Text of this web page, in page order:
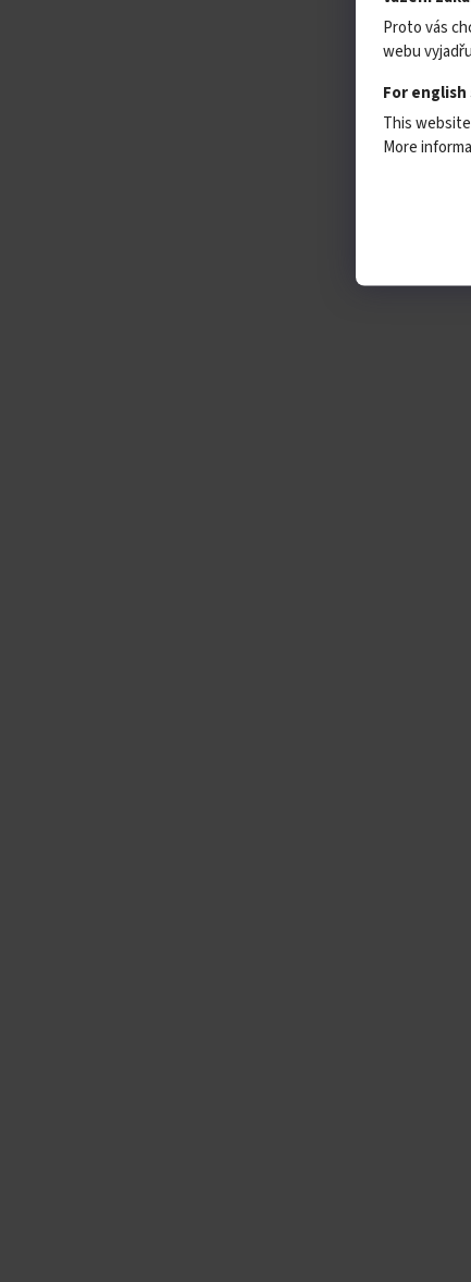
Proto vás
webu
For
This
More